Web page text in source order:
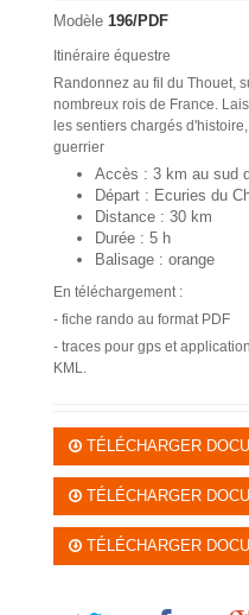
Modèle 196/PDF
Itinéraire équestre
Randonnez au fil du Thouet,
nombreux rois de France.
les sentiers chargés
guerrier
Accès : 3 km au sud
Départ : Ecuries du
Distance : 30 km
Durée : 5 h
Balisage : orange
En téléchargement :
- fiche rando au format PDF
- traces pour gps et
KML.
TÉLÉCHARGER
TÉLÉCHARGER
TÉLÉCHARGER